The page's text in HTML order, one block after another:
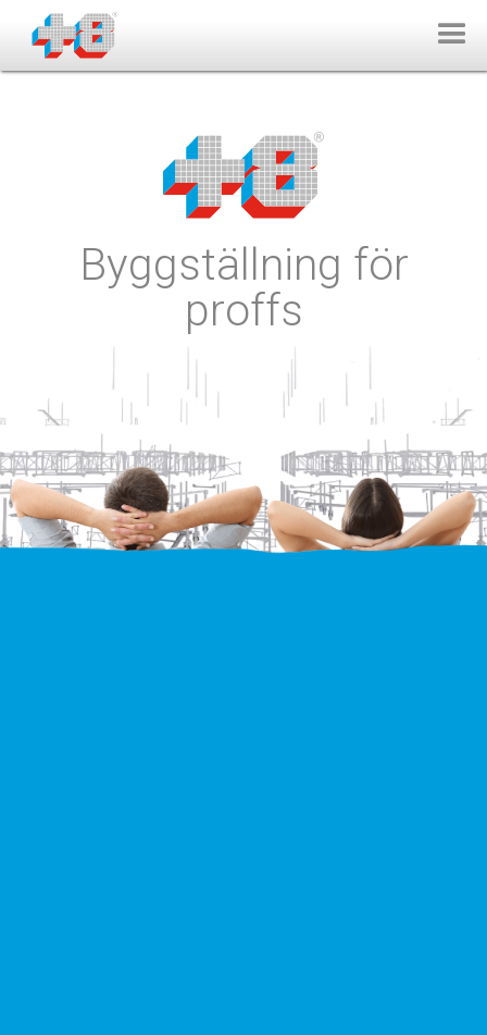
Byggställning för
proffs